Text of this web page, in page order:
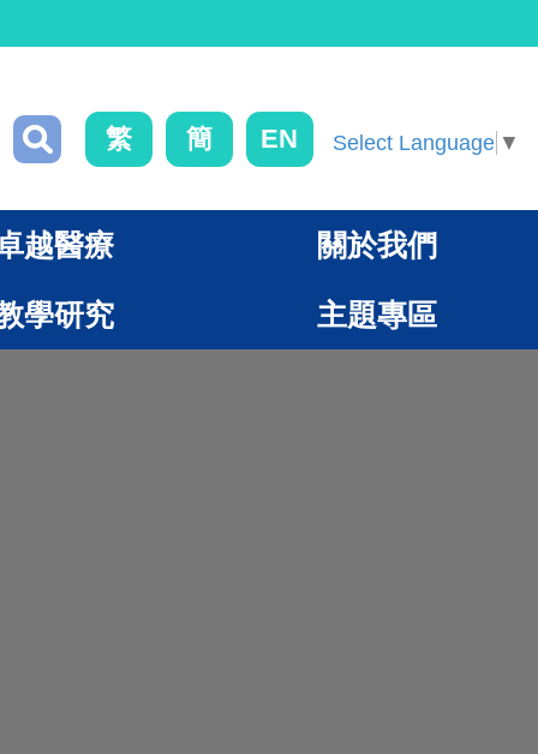
繁 簡 EN Select Language ▼
越醫療 關於我們
學研究 主題專區